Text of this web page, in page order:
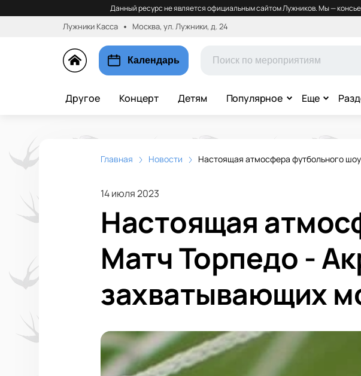
Данный ресурс не является официальным сайтом Лужников. Мы —
Лужники Касса Москва, ул. Лужники, д. 24
Календарь
Другое Концерт Детям Популярное Еще
Главная Новости Настоящая атмосфера футбольного
14 июля 2023
Настоящая
Матч Торпедо -
захватывающих